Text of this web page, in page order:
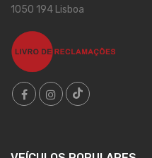
1050 194 Lisboa